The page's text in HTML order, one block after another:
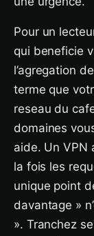
Pour un
qui beneficie
l’agregation
terme que
reseau du
domaines
aide. Un VPN
la fois les
unique point
davantage »
». Tranchez